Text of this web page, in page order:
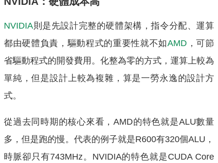
NVIDIA則是先設計完整的硬體架構，指令分配、運算
都由硬體負責，驅動程式的重要性就不如AMD ，可節
省驅動程式的開發費用。化整為零的方式，運算上較為
單純，但是設計上較為複雜，算是一勞永逸的設計方
式。
從過去同時期的核心來看，AMD的特色就是ALU數量
多，但是跑的慢。代表的例子就是R600有320個ALU，
時脈卻只有743MHz。NVIDIA的特色就是CUDA Core